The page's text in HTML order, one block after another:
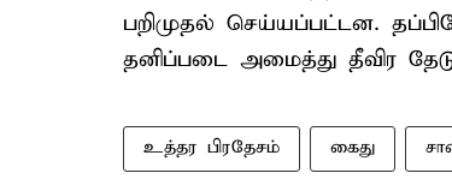
பறிமுதல் செய்யப்பட்டன.
தனிப்படை அமைத்து தீவிர
உத்தர பிரதேசம் கைது